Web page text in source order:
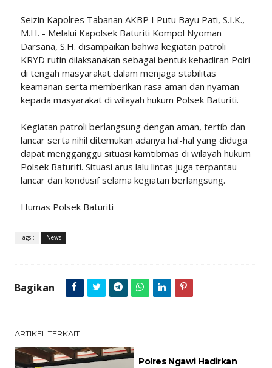
Seizin Kapolres Tabanan AKBP I Putu Bayu Pati, S.I.K.,
M.H. - Melalui Kapolsek Baturiti Kompol Nyoman
Darsana, S.H. disampaikan bahwa kegiatan patroli
KRYD rutin dilaksanakan sebagai bentuk kehadiran Polri
di tengah masyarakat dalam menjaga stabilitas
keamanan serta memberikan rasa aman dan nyaman
kepada masyarakat di wilayah hukum Polsek Baturiti.
Kegiatan patroli berlangsung dengan aman, tertib dan
lancar serta nihil ditemukan adanya hal-hal yang diduga
dapat mengganggu situasi kamtibmas di wilayah hukum
Polsek Baturiti. Situasi arus lalu lintas juga terpantau
lancar dan kondusif selama kegiatan berlangsung.
Humas Polsek Baturiti
Tags : News
Bagikan
ARTIKEL TERKAIT
Polres Ngawi Hadirkan